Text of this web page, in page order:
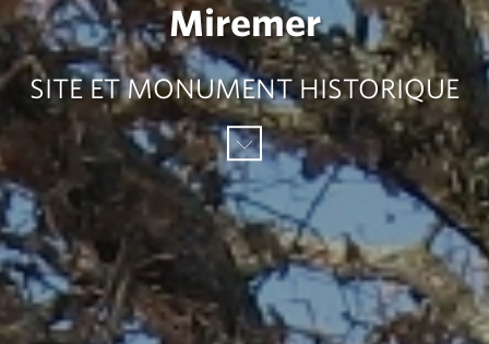
Miremer
SITE ET MONUMENT HISTORIQUE